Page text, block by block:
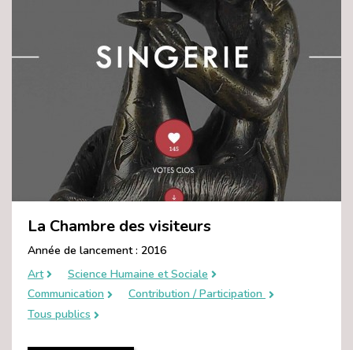
La Chambre des visiteurs
Année de lancement : 2016
Art
Science Humaine et Sociale
Communication
Contribution / Participation
Tous publics